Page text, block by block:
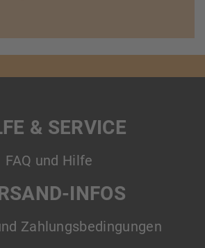
& SERVICE
FAQ und Hilfe
INFOS
Zahlungsbedingungen